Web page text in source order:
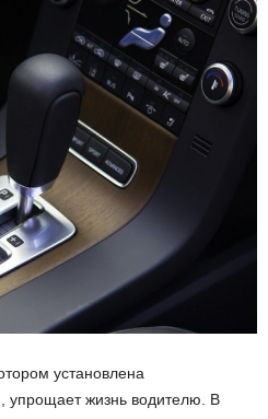
установлена
упрощает жизнь водителю. В